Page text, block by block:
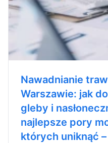
Nawadnianie
Warszawie: jak
gleby i
najlepsze pory
których uniknąć